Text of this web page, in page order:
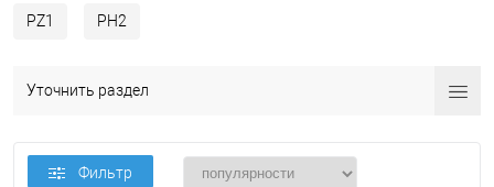
PZ1 PH2
Уточнить раздел
Фильтр